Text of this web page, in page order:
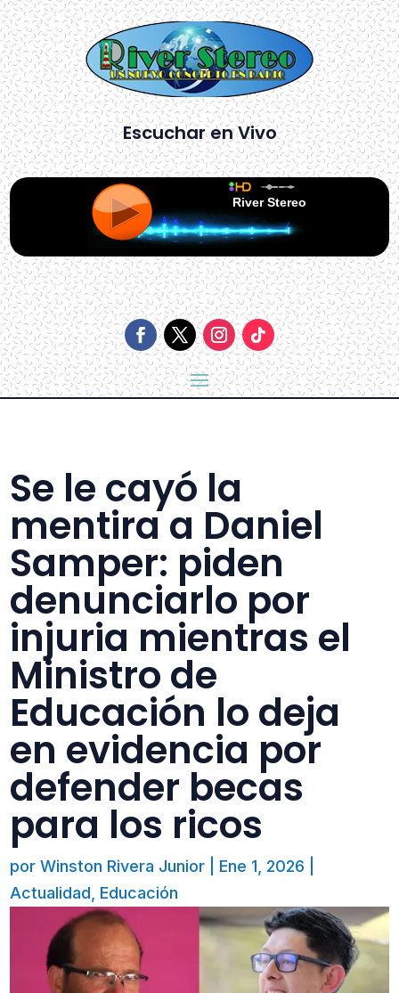
Escuchar en Vivo
Se le cayó la
mentira a Daniel
Samper: piden
denunciarlo por
injuria mientras el
Ministro de
Educación lo deja
en evidencia por
defender becas
para los ricos
porWinston Rivera Junior Ene 1, 2026
Actualidad Educación